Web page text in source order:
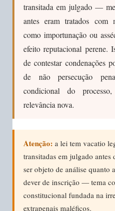
transitada em julgado —
antes eram tratados com
como importunação ou
efeito reputacional perene.
de contestar condenações
de não persecução
condicional do
relevância nova.
Atenção: a lei tem vacatio
transitadas em julgado antes
ser objeto de análise quanto
dever de inscrição — tema
constitucional fundada na
extrapenais maléficos.